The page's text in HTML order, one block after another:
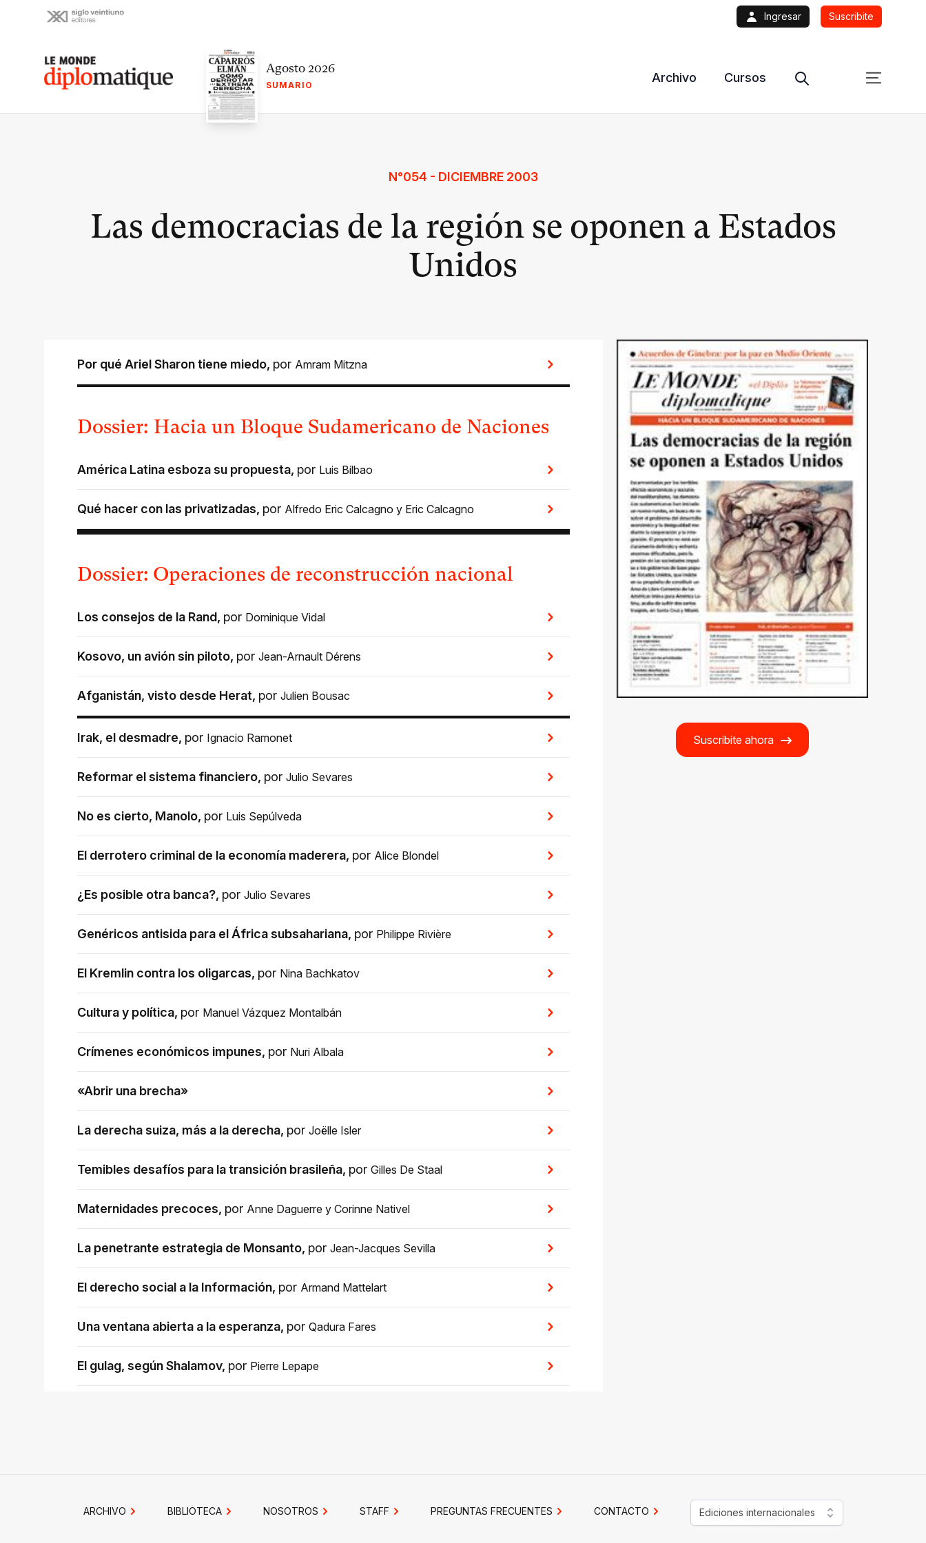
Ingresar Suscribite
Le monde diplomatique Agosto 2026
SUMARIO
Archivo Cursos
N°054 - DICIEMBRE 2003
Las democracias de la región se oponen a Estados
Unidos
Suscribite ahora
Por qué Ariel Sharon tiene miedo, por Amram Mitzna
Dossier: Hacia un Bloque Sudamericano de Naciones
América Latina esboza su propuesta, por Luis Bilbao
Qué hacer con las privatizadas, por Alfredo Eric Calcagno y Eric Calcagno
Dossier: Operaciones de reconstrucción nacional
Los consejos de la Rand, por Dominique Vidal
Kosovo, un avión sin piloto, por Jean-Arnault Dérens
Afganistán, visto desde Herat, por Julien Bousac
Irak, el desmadre, por Ignacio Ramonet
Reformar el sistema financiero, por Julio Sevares
No es cierto, Manolo, por Luis Sepúlveda
El derrotero criminal de la economía maderera, por Alice Blondel
¿Es posible otra banca?, por Julio Sevares
Genéricos antisida para el África subsahariana, por Philippe Rivière
El Kremlin contra los oligarcas, por Nina Bachkatov
Cultura y política, por Manuel Vázquez Montalbán
Crímenes económicos impunes, por Nuri Albala
«Abrir una brecha»
La derecha suiza, más a la derecha, por Joëlle Isler
Temibles desafíos para la transición brasileña, por Gilles De Staal
Maternidades precoces, por Anne Daguerre y Corinne Nativel
La penetrante estrategia de Monsanto, por Jean-Jacques Sevilla
El derecho social a la Información, por Armand Mattelart
Una ventana abierta a la esperanza, por Qadura Fares
El gulag, según Shalamov, por Pierre Lepape
ARCHIVO BIBLIOTECA NOSOTROS STAFF PREGUNTAS FRECUENTES CONTACTO Ediciones internacionales